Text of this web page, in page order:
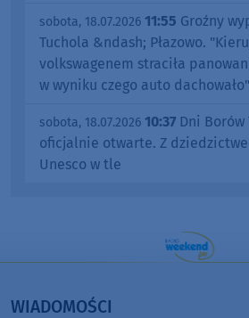
sobota, 18.07.2026 11:55 Groźny
Tuchola &ndash; Płazowo.
volkswagenem straciła
w wyniku czego auto dachowało"
sobota, 18.07.2026 10:37 Dni
oficjalnie otwarte. Z
Unesco w tle
WIADOMOŚCI